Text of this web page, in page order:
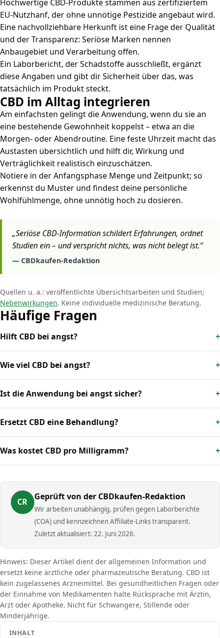
Hochwertige CBD-Produkte stammen aus zertifiziertem
EU-Nutzhanf, der ohne unnötige Pestizide angebaut wird.
Eine nachvollziehbare Herkunft ist eine Frage der Qualität
und der Transparenz: Seriöse Marken nennen
Anbaugebiet und Verarbeitung offen.
Ein Laborbericht, der Schadstoffe ausschließt, ergänzt
diese Angaben und gibt dir Sicherheit über das, was
tatsächlich im Produkt steckt.
CBD im Alltag integrieren
Am einfachsten gelingt die Anwendung, wenn du sie an
eine bestehende Gewohnheit koppelst – etwa an die
Morgen- oder Abendroutine. Eine feste Uhrzeit macht das
Austasten übersichtlich und hilft dir, Wirkung und
Verträglichkeit realistisch einzuschätzen.
Notiere in der Anfangsphase Menge und Zeitpunkt; so
erkennst du Muster und findest deine persönliche
Wohlfühlmenge, ohne unnötig hoch zu dosieren.
„Seriöse CBD-Information schildert Erfahrungen, ordnet
Studien ein – und verspricht nichts, was nicht belegt ist.“
— CBDkaufen-Redaktion
Quellen u. a.: veröffentlichte Übersichtsarbeiten und Studien;
Nebenwirkungen. Keine individuelle medizinische Beratung.
Häufige Fragen
Hilft CBD bei angst?
Wie viel CBD bei angst?
Ist die Anwendung bei angst sicher?
Ersetzt CBD eine Behandlung?
Was kostet CBD pro Milligramm?
CR
Geprüft von der CBDkaufen-Redaktion
Wir arbeiten unabhängig, prüfen gegen Laborberichte
(COA) und kennzeichnen Affiliate-Links transparent.
Zuletzt aktualisiert: 22. Juni 2026.
Hinweis: Dieser Artikel dient der allgemeinen Information und
ersetzt keine ärztliche oder pharmazeutische Beratung. CBD ist
kein zugelassenes Arzneimittel. Bei gesundheitlichen Fragen oder
der Einnahme von Medikamenten halte Rücksprache mit Ärztin,
Arzt oder Apotheke. Nicht für Schwangere, Stillende oder
Minderjährige.
INHALT